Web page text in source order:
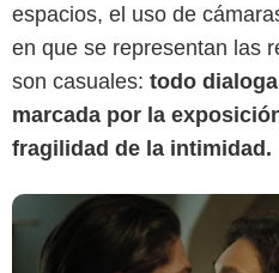
espacios, el uso de
en que se representan las
son casuales: todo
marcada por la
fragilidad de la intimidad.